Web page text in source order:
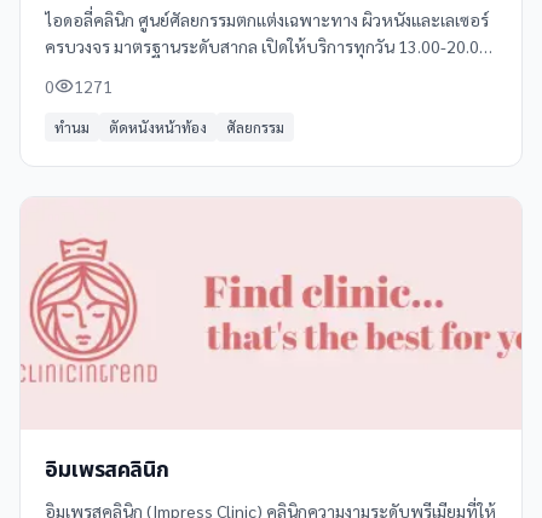
ไอดอลี่คลินิก ศูนย์ศัลยกรรมตกแต่งเฉพาะทาง ผิวหนังและเลเซอร์
ครบวงจร มาตรฐานระดับสากล เปิดให้บริการทุกวัน 13.00-20.00
0 1271
ทำนม ตัดหนังหน้าท้อง ศัลยกรรม
อิมเพรสคลินิก
อิมเพรสคลินิก (Impress Clinic) คลินิกความงามระดับพรีเมียมที่ให้